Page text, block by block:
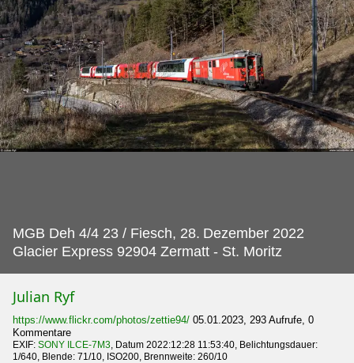
MGB Deh 4/4 23 / Fiesch, 28. Dezember 2022
Glacier Express 92904 Zermatt - St. Moritz
Julian Ryf
https://www.flickr.com/photos/zettie94/ 05.01.2023, 293 Aufrufe, 0
Kommentare
EXIF: SONY ILCE-7M3, Datum 2022:12:28 11:53:40, Belichtungsdauer:
1/640, Blende: 71/10, ISO200, Brennweite: 260/10